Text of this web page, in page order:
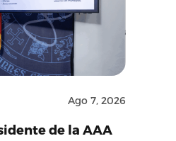
Ago 7, 2026
de la AAA